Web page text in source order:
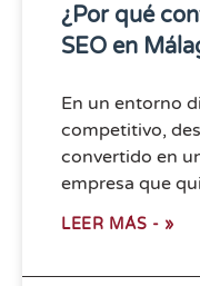
¿Por qué
SEO en
En un entorno
competitivo,
convertido en
empresa que
LEER MÁS - »